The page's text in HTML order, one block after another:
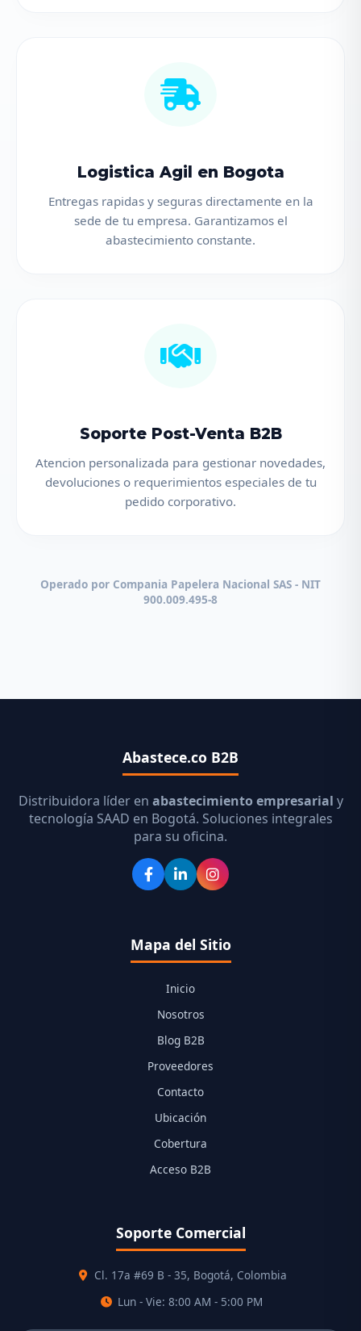
Logistica Agil en Bogota
Entregas rapidas y seguras directamente en la
sede de tu empresa. Garantizamos el
abastecimiento constante.
Soporte Post-Venta B2B
Atencion personalizada para gestionar novedades,
devoluciones o requerimientos especiales de tu
pedido corporativo.
Operado por Compania Papelera Nacional SAS - NIT
900.009.495-8
Abastece.co B2B
Distribuidora líder en abastecimiento empresarial y
tecnología SAAD en Bogotá. Soluciones integrales
para su oficina.
Mapa del Sitio
Inicio
Nosotros
Blog B2B
Proveedores
Contacto
Ubicación
Cobertura
Acceso B2B
Soporte Comercial
Cl. 17a #69 B - 35, Bogotá, Colombia
Lun - Vie: 8:00 AM - 5:00 PM